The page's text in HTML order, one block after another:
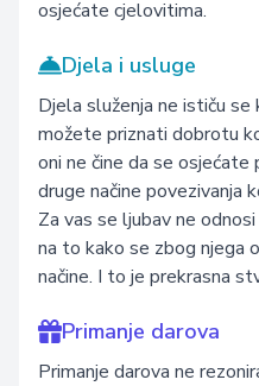
osjećate cjelovitima.
Djela i usluge
Djela služenja ne ističu se
možete priznati dobrotu
oni ne čine da se
druge načine povezivanja
Za vas se ljubav ne
na to kako se zbog njega
načine. I to je prekrasna
Primanje darova
Primanje darova ne